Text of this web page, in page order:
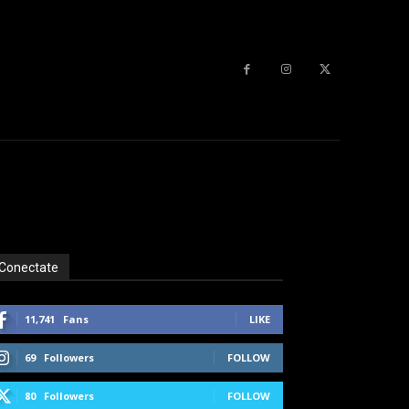
11,741 Fans LIKE
69 Followers FOLLOW
80 Followers FOLLOW